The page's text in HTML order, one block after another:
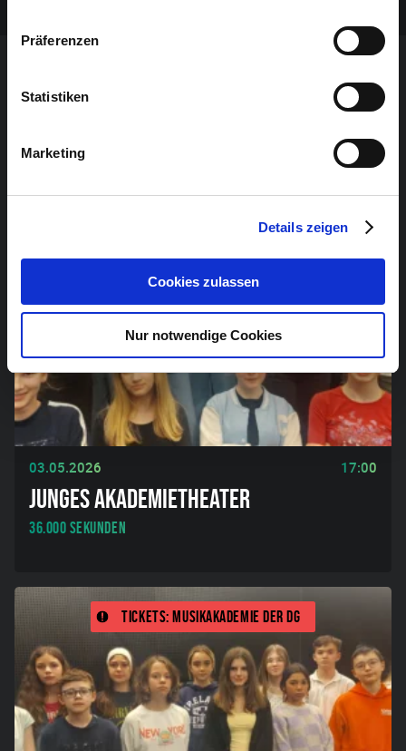
Präferenzen
Statistiken
Marketing
Details zeigen
Cookies zulassen
Nur notwendige Cookies
Tickets: Musikakademie der DG
03.05.2026 17:00
JUNGES AKADEMIETHEATER
36.000 Sekunden
Tickets: Musikakademie der DG